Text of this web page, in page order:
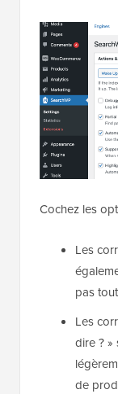
Cochez les
Les
pas
Les
dire ?
de